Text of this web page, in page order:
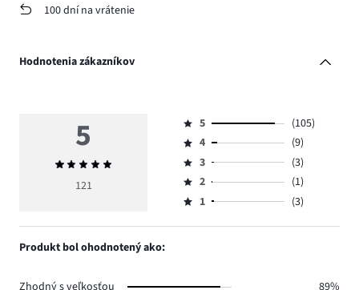
100 dní na vrátenie
Hodnotenia zákazníkov
5
Priemerné
hodnotenie
121
Hodnotenie
5,
počet
hlasov
105.
5
(105)
Hodnotenie
4,
počet
hlasov
4
(9)
Hodnotenie
3,
počet
3
(3)
Hodnotenie
2,
2
(1)
Hodnotenie
1,
1 (3)
Produkt bol ohodnotený ako: